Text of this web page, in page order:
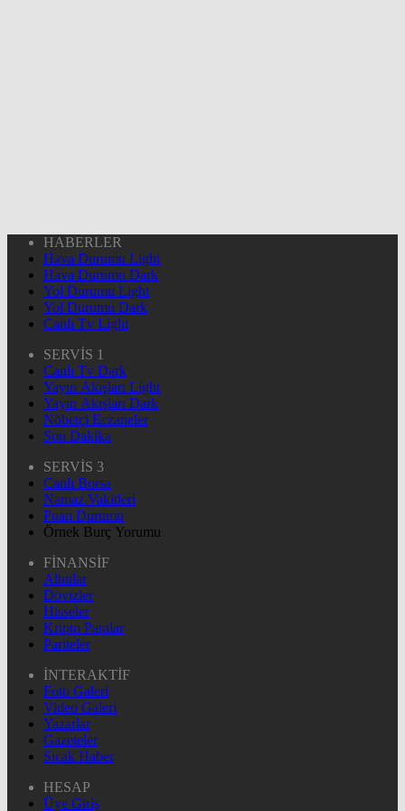
HABERLER
Hava Durumu Light
Hava Durumu Dark
Yol Durumu Light
Yol Durumu Dark
Canlı Tv Light
SERVİS 1
Canlı Tv Dark
Yayın Akışları Light
Yayın Akışları Dark
Nöbetçi Eczaneler
Son Dakika
SERVİS 3
Canlı Borsa
Namaz Vakitleri
Puan Durumu
Örnek Burç Yorumu
FİNANSİF
Altınlar
Dövizler
Hisseler
Kripto Paralar
Pariteler
İNTERAKTİF
Foto Galeri
Video Galeri
Yazarlar
Gazeteler
Sıcak Haber
HESAP
Üye Giriş